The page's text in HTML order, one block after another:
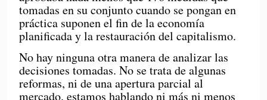
tomadas en su conjunto cuando se pongan en
práctica suponen el fin de la economía
planificada y la restauración del capitalismo.
No hay ninguna otra manera de analizar las
decisiones tomadas. No se trata de algunas
reformas, ni de una apertura parcial al
mercado. estamos hablando ni más ni menos